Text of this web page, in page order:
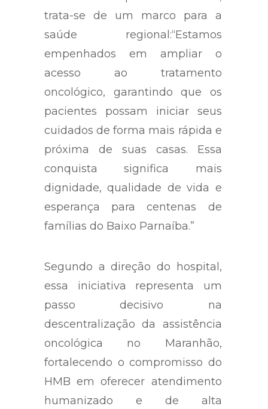
trata-se de um marco para a
saúde regional:“Estamos
empenhados em ampliar o
acesso ao tratamento
oncológico, garantindo que os
pacientes possam iniciar seus
cuidados de forma mais rápida e
próxima de suas casas. Essa
conquista significa mais
dignidade, qualidade de vida e
esperança para centenas de
famílias do Baixo Parnaíba.”
Segundo a direção do hospital,
essa iniciativa representa um
passo decisivo na
descentralização da assistência
oncológica no Maranhão,
fortalecendo o compromisso do
HMB em oferecer atendimento
humanizado e de alta